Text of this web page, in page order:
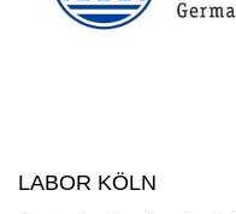
LABOR KÖLN